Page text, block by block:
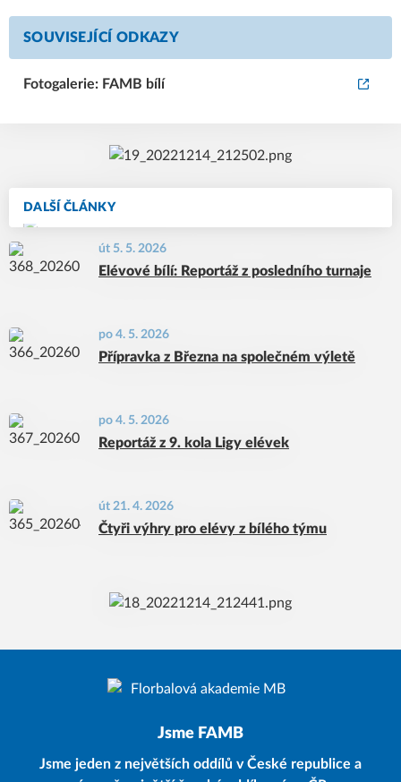
DALŠÍ ČLÁNKY
út 5. 5. 2026
Elévové bílí: Reportáž z posledního turnaje
po 4. 5. 2026
Přípravka z Března na společném výletě
po 4. 5. 2026
Reportáž z 9. kola Ligy elévek
út 21. 4. 2026
Čtyři výhry pro elévy z bílého týmu
SOUVISEJÍCÍ ODKAZY
Fotogalerie: FAMB bílí
Jsme FAMB
Jsme jeden z největších oddílů v České republice a